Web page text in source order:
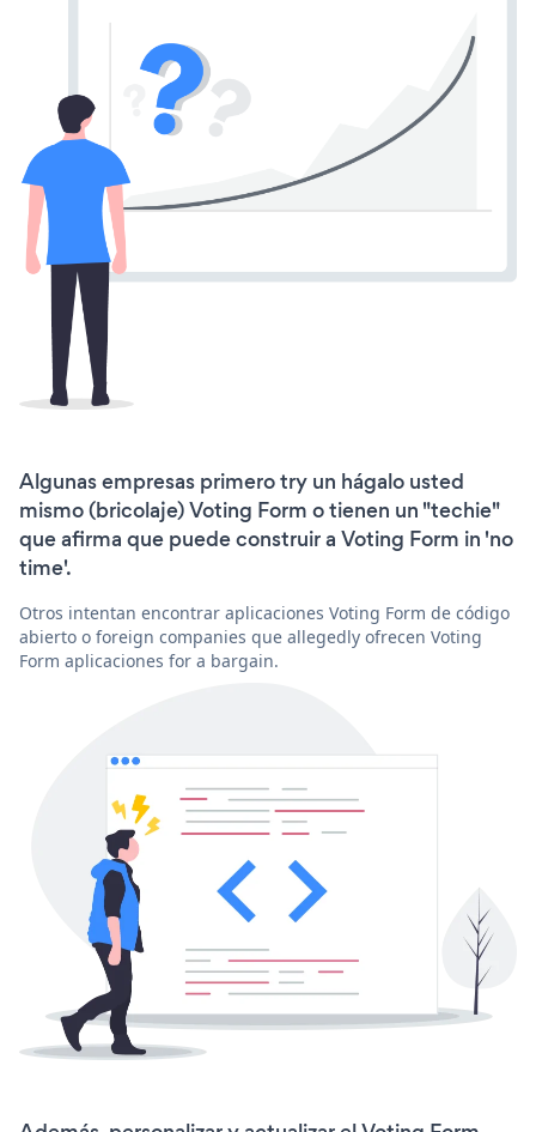
Algunas empresas primero try un hágalo usted
mismo (bricolaje) Voting Form o tienen un "techie"
que afirma que puede construir a Voting Form in 'no
time'.
Otros intentan encontrar aplicaciones Voting Form de código
abierto o foreign companies que allegedly ofrecen Voting
Form aplicaciones for a bargain.